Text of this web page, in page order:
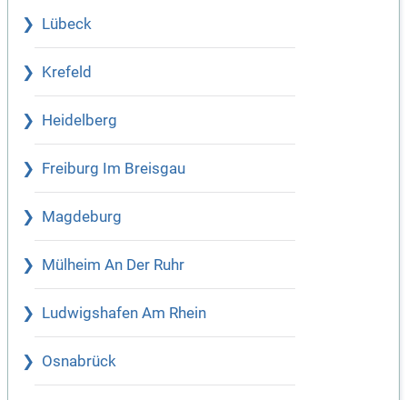
Lübeck
Krefeld
Heidelberg
Freiburg Im Breisgau
Magdeburg
Mülheim An Der Ruhr
Ludwigshafen Am Rhein
Osnabrück